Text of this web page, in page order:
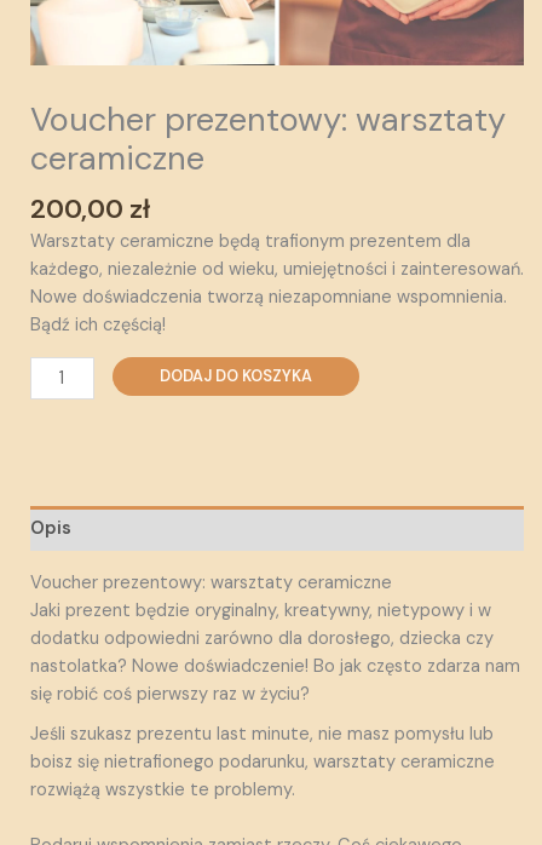
Voucher prezentowy: warsztaty
ceramiczne
200,00 zł
Warsztaty ceramiczne będą trafionym prezentem dla
każdego, niezależnie od wieku, umiejętności i zainteresowań.
Nowe doświadczenia tworzą niezapomniane wspomnienia.
Bądź ich częścią!
DODAJ DO KOSZYKA
Opis
Voucher prezentowy: warsztaty ceramiczne
Jaki prezent będzie oryginalny, kreatywny, nietypowy i w
dodatku odpowiedni zarówno dla dorosłego, dziecka czy
nastolatka? Nowe doświadczenie! Bo jak często zdarza nam
się robić coś pierwszy raz w życiu?
Jeśli szukasz prezentu last minute, nie masz pomysłu lub
boisz się nietrafionego podarunku, warsztaty ceramiczne
rozwiążą wszystkie te problemy.